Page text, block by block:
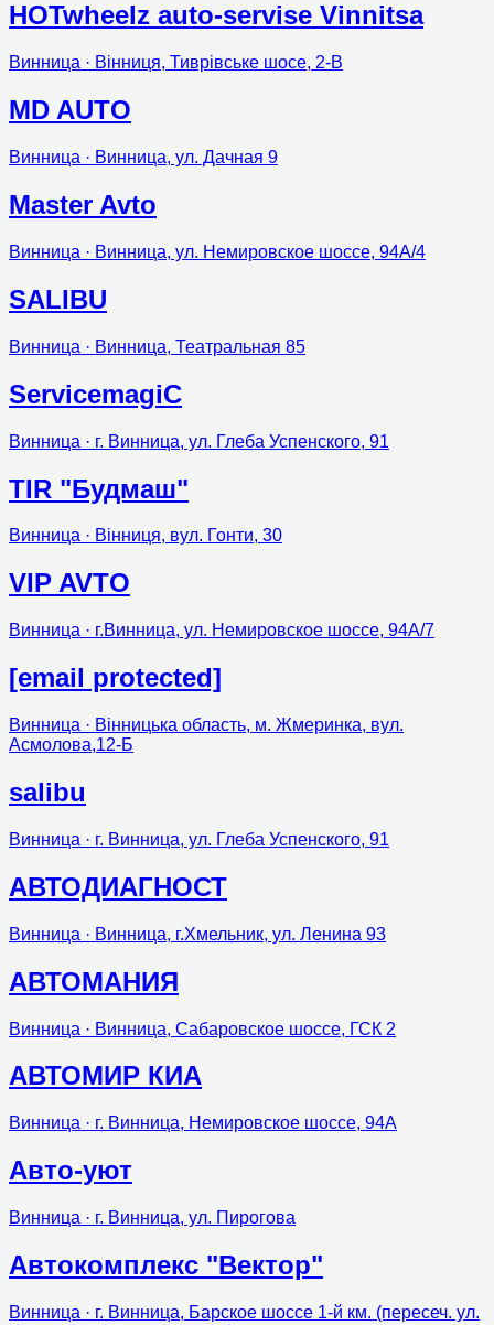
HOTwheelz auto-servise Vinnitsa
Винница · Вінниця, Тиврівське шосе, 2-В
MD AUTO
Винница · Винница, ул. Дачная 9
Master Avto
Винница · Винница, ул. Немировское шоссе, 94А/4
SALIBU
Винница · Винница, Театральная 85
ServicemagiC
Винница · г. Винница, ул. Глеба Успенского, 91
TIR "Будмаш"
Винница · Вінниця, вул. Гонти, 30
VIP AVTO
Винница · г.Винница, ул. Немировское шоссе, 94А/7
[email protected]
Винница · Вінницька область, м. Жмеринка, вул.
Асмолова,12-Б
salibu
Винница · г. Винница, ул. Глеба Успенского, 91
АВТОДИАГНОСТ
Винница · Винница, г.Хмельник, ул. Ленина 93
АВТОМАНИЯ
Винница · Винница, Сабаровское шоссе, ГСК 2
АВТОМИР КИА
Винница · г. Винница, Немировское шоссе, 94А
Авто-уют
Винница · г. Винница, ул. Пирогова
Автокомплекс "Вектор"
Винница · г. Винница, Барское шоссе 1-й км. (пересеч. ул.